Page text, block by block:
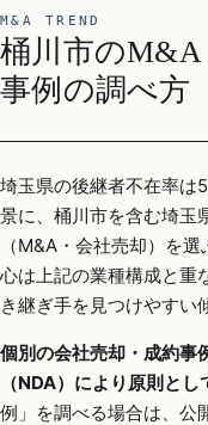
M&A TREND
桶川市のM&A
事例の調べ方
埼玉県の後継者不在率は
景に、桶川市を含む埼玉
（M&A・会社売却）を
心は上記の業種構成と重
き継ぎ手を見つけやすい
個別の会社売却・成約事
（NDA）により原則とし
例」を調べる場合は、公